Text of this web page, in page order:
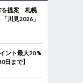
を提案 札幌
川見2026」
ント最大20％
日まで】